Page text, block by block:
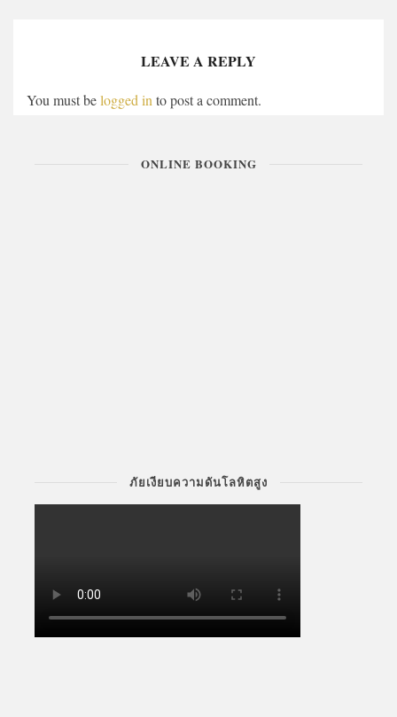
LEAVE A REPLY
You must belogged into post a comment.
ONLINE BOOKING
ภัยเงียบความดันโลหิตสูง